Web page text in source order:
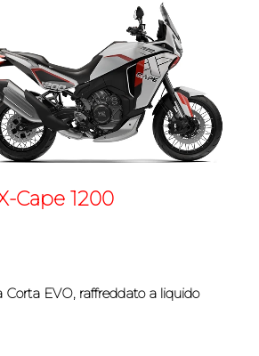
Cape 1200
Corta EVO, raffreddato a liquido